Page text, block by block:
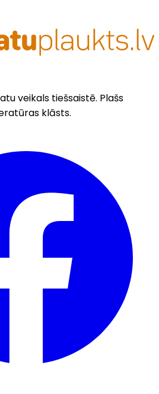
veikals tiešsaistē. Plašs
klāsts.